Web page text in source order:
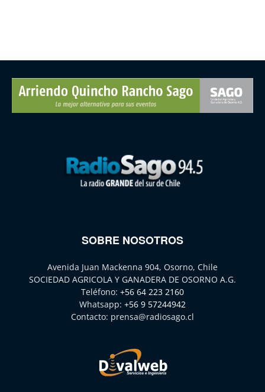
SOBRE NOSOTROS
Avenida Juan Mackenna 904, Osorno, Chile
SOCIEDAD AGRICOLA Y GANADERA DE OSORNO A.G.
Teléfono: +56 64 223 2160
Whatsapp: +56 9 57244942
Contacto: prensa@radiosago.cl